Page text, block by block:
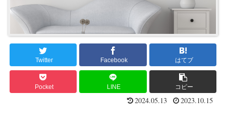
Twitter Facebook はてブ
Pocket LINE コピー
2024.05.13 2023.10.15